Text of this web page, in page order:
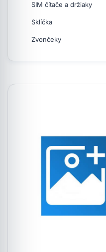
SIM čítače a držiaky
Sklíčka
Zvončeky